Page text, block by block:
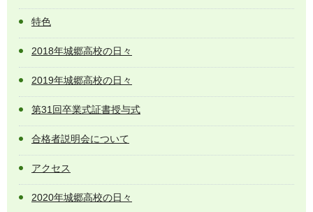
特色
2018年城郷高校の日々
2019年城郷高校の日々
第31回卒業式証書授与式
合格者説明会について
アクセス
2020年城郷高校の日々